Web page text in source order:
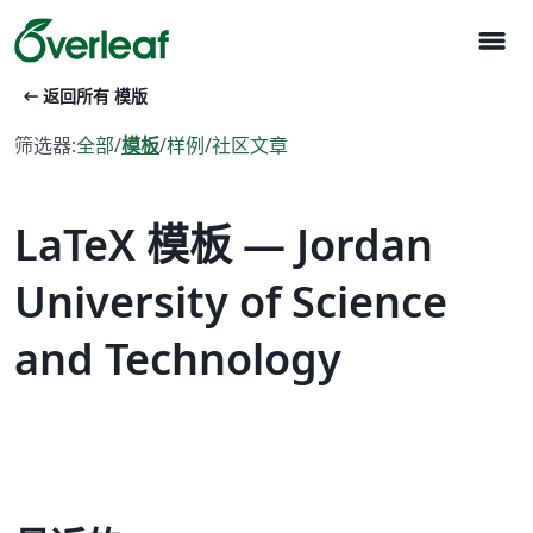
menu
arrow_left_alt 返回所有 模版
筛选器:全部/模板/样例/社区文章
LaTeX 模板 — Jordan
University of Science
and Technology